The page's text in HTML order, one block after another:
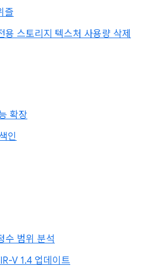
즐
스토리지 텍스처 사용량 삭제
확장
인
수 범위 분석
V 1.4 업데이트